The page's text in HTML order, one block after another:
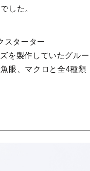
した。
スターター
を製作していたグルー
眼、マクロと全4種類